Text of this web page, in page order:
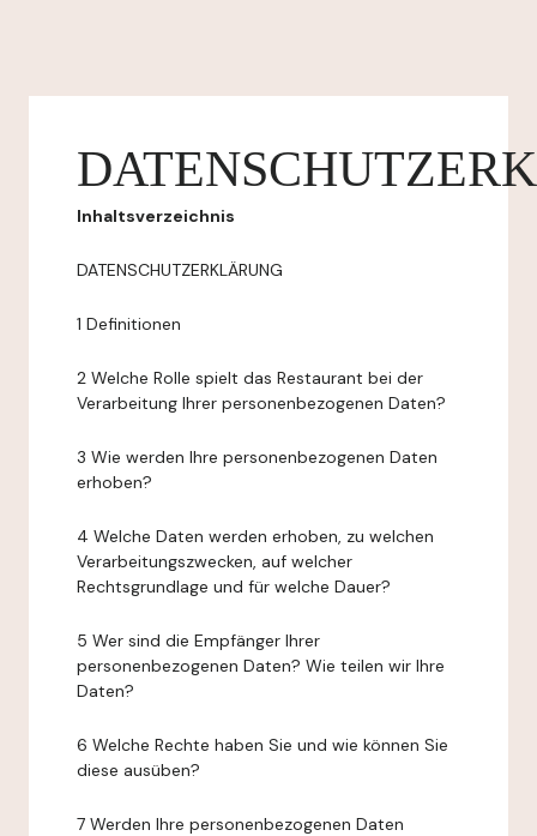
Inhaltsverzeichnis
DATENSCHUTZERKLÄRUNG
1 Definitionen
2 Welche Rolle spielt das Restaurant bei der
Verarbeitung Ihrer personenbezogenen Daten?
3 Wie werden Ihre personenbezogenen Daten
erhoben?
4 Welche Daten werden erhoben, zu welchen
Verarbeitungszwecken, auf welcher
Rechtsgrundlage und für welche Dauer?
5 Wer sind die Empfänger Ihrer
personenbezogenen Daten? Wie teilen wir Ihre
Daten?
6 Welche Rechte haben Sie und wie können Sie
diese ausüben?
7 Werden Ihre personenbezogenen Daten